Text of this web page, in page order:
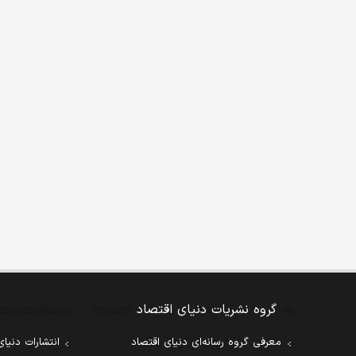
گروه نشریات دنیای اقتصاد
معرفی گروه رسانه‌ای دنیای اقتصاد انتشارات